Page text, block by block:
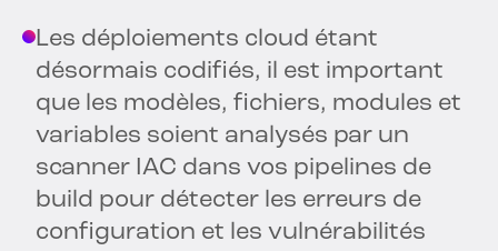
Les déploiements cloud étant
désormais codifiés, il est important
que les modèles, fichiers, modules et
variables soient analysés par un
scanner IAC dans vos pipelines de
build pour détecter les erreurs de
configuration et les vulnérabilités